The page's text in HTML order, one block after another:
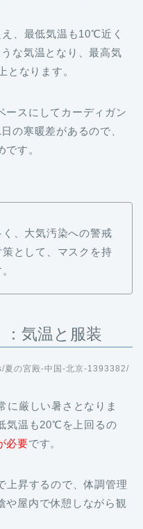
、最低気温も10℃近く
な気温となり、最高気
なります。
ースにしてカーディガン
の寒暖差があるので、
す。
、大気汚染への警戒
として、マスクを持
気温と服装
の宮殿-中国-北京-1393382/
に厳しい暑さとなりま
気温も20℃を上回るの
必要です。
上昇するので、体調管理
や屋内で休憩しながら観